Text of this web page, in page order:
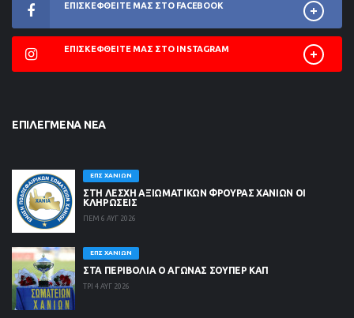
ΕΠΙΣΚΕΦΘΕΊΤΕ ΜΑΣ ΣΤΟ FACEBOOK
ΕΠΙΣΚΕΦΘΕΊΤΕ ΜΑΣ ΣΤΟ INSTAGRAM
ΕΠΙΛΕΓΜΈΝΑ ΝΈΑ
ΕΠΣ ΧΑΝΊΩΝ
ΣΤΗ ΛΈΣΧΗ ΑΞΙΩΜΑΤΙΚΏΝ ΦΡΟΥΡΆΣ ΧΑΝΊΩΝ ΟΙ
ΚΛΗΡΏΣΕΙΣ
ΠΕΜ 6 ΑΥΓ 2026
ΕΠΣ ΧΑΝΊΩΝ
ΣΤΑ ΠΕΡΙΒΟΛΙΑ Ο ΑΓΩΝΑΣ ΣΟΥΠΕΡ ΚΑΠ
ΤΡΙ 4 ΑΥΓ 2026